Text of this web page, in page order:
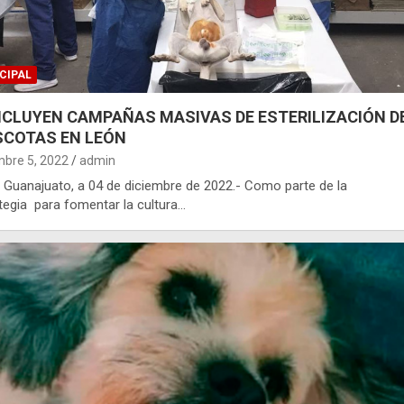
CAMPAÑAS MASIVAS DE ESTERILIZACIÓN
EN LEÓN
5, 2022 admin
Guanajuato, a 04 de diciembre de 2022.- Como parte de la
para fomentar la cultura…